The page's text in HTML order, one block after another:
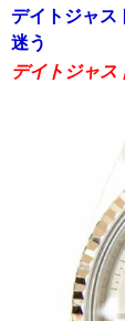
デイトジャス
迷う
デイトジャス